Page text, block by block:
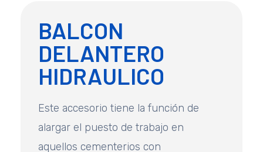
BALCON
DELANTERO
HIDRAULICO
Este accesorio tiene la función de
alargar el puesto de trabajo en
aquellos cementerios con